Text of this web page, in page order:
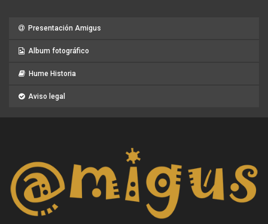
Presentación Amigus
Album fotográfico
Hume Historia
Aviso legal